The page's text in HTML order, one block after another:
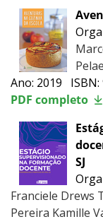
Ano: 2019 ISBN:
PDF completo
SJ
Franciele Drews
Pereira Kamille